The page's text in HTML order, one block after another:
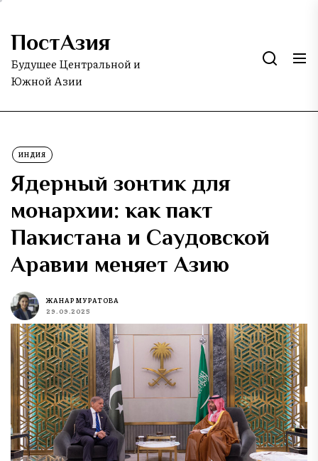
Skip
the
content
ПостАзия
Будущее Центральной и
Южной Азии
ИНДИЯ
Ядерный зонтик для
монархии: как пакт
Пакистана и Саудовской
Аравии меняет Азию
ЖАНАР МУРАТОВА
29.09.2025